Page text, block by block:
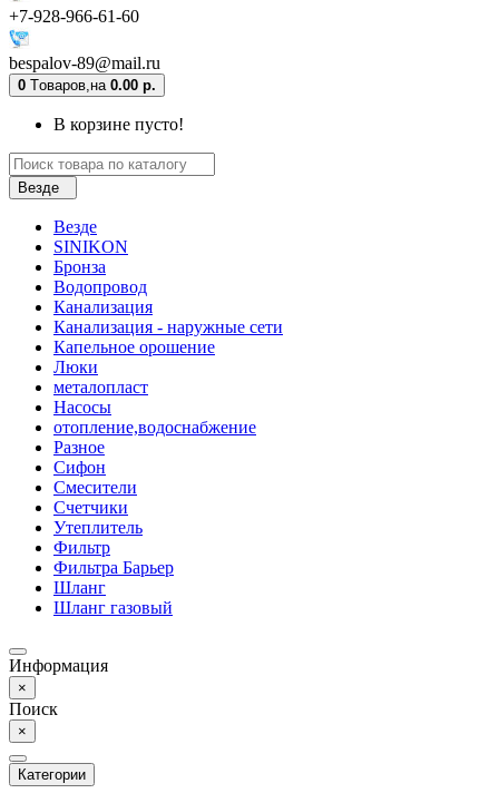
+7-928-966-61-60
bespalov-89@mail.ru
0 Tоваров,на 0.00 р.
В корзине пусто!
Везде
Везде
SINIKON
Бронза
Водопровод
Канализация
Канализация - наружные сети
Капельное орошение
Люки
металопласт
Насосы
отопление,водоснабжение
Разное
Сифон
Смесители
Счетчики
Утеплитель
Фильтр
Фильтра Барьер
Шланг
Шланг газовый
Информация
×
Поиск
×
Категории